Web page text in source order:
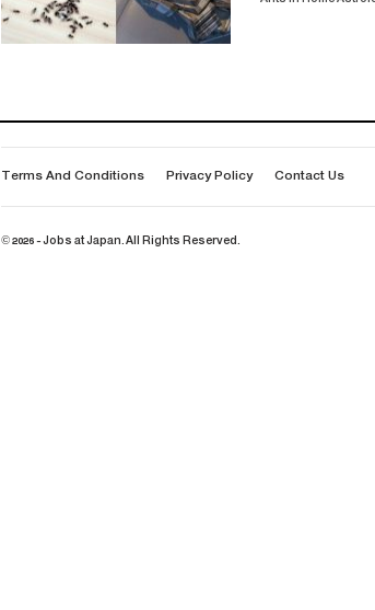
Terms And Conditions Privacy Policy Contact Us
© 2026 - Jobs at Japan. All Rights Reserved.